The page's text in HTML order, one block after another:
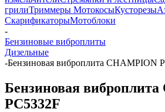
грилиТриммеры МотокосыКусторезы
СкарификаторыМотоблоки
-
Бензиновые виброплиты
Дизельные
-Бензиновая виброплита CHAMPION
Бензиновая
PC5332F